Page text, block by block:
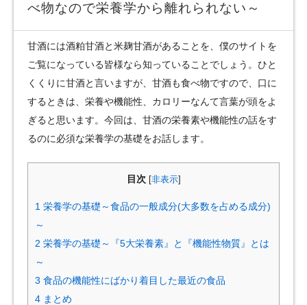
べ物なので栄養学から離れられない～
甘酒には酒粕甘酒と米麹甘酒があることを、僕のサイトを
ご覧になっている皆様なら知っていることでしょう。ひと
くくりに甘酒と言いますが、甘酒も食べ物ですので、口に
するときは、栄養や機能性、カロリーなんて言葉が頭をよ
ぎると思います。今回は、甘酒の栄養素や機能性の話をす
るのに必須な栄養学の基礎をお話します。
目次 非表示]
1 栄養学の基礎～食品の一般成分(大多数を占める成分)
～
2 栄養学の基礎～『5大栄養素』と『機能性物質』とは
～
3 食品の機能性にばかり着目した最近の食品
4 まとめ